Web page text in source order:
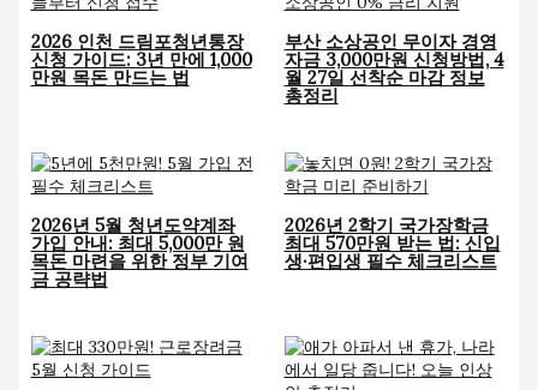
2026 인천 드림포청년통장
신청 가이드: 3년 만에 1,000
만원 목돈 만드는 법
부산 소상공인 무이자 경영
자금 3,000만원 신청방법, 4
월 27일 선착순 마감 정보
총정리
2026년 5월 청년도약계좌
가입 안내: 최대 5,000만 원
목돈 마련을 위한 정부 기여
금 공략법
2026년 2학기 국가장학금
최대 570만원 받는 법: 신입
생·편입생 필수 체크리스트